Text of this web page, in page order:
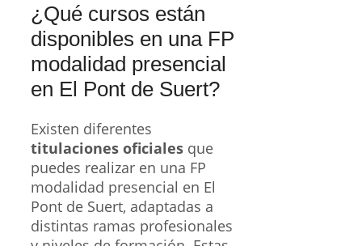
¿Qué cursos están
disponibles en una FP
modalidad presencial
en El Pont de Suert?
Existen diferentes
titulaciones oficiales que
puedes realizar en una FP
modalidad presencial en El
Pont de Suert, adaptadas a
distintas ramas profesionales